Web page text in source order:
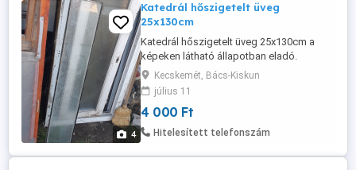
4
Katedrál hőszigetelt üveg
25x130cm
Katedrál hőszigetelt üveg 25x130cm a
képeken látható állapotban eladó.
Kecskemét, Bács-Kiskun
július 11
4 000 Ft
Hitelesített telefonszám